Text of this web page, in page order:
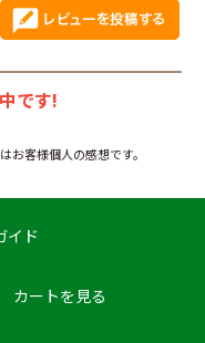
です!
客様個人の感想です。
イド
カートを見る